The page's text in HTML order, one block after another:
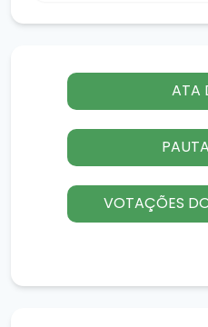
ATA
VOTAÇÕES